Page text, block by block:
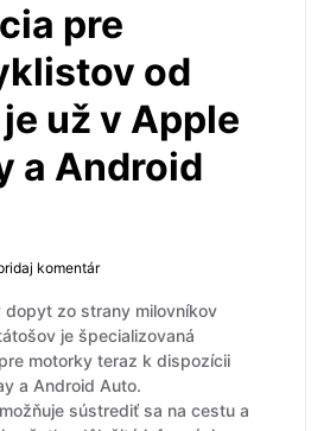
pre
od
už v Apple
a Android
komentár
dopyt zo strany milovníkov
je špecializovaná
motorky teraz k dispozícii
a Android Auto.
sústrediť sa na cestu a